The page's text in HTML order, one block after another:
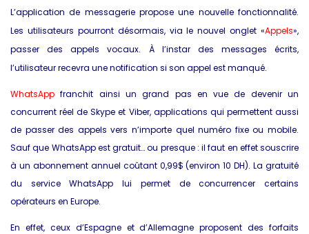
L’application de messagerie propose une nouvelle fonctionnalité.
Les utilisateurs pourront désormais, via le nouvel onglet «Appels»,
passer des appels vocaux. À l’instar des messages écrits,
l’utilisateur recevra une notification si son appel est manqué.
WhatsAppfranchit ainsi un grand pas en vue de devenir un
concurrent réel de Skype et Viber, applications qui permettent aussi
de passer des appels vers n’importe quel numéro fixe ou mobile.
Sauf que WhatsApp est gratuit… ou presque : il faut en effet souscrire
à un abonnement annuel coûtant 0,99$ (environ 10 DH). La gratuité
du service WhatsApp lui permet de concurrencer certains
opérateurs en Europe.
En effet, ceux d’Espagne et d’Allemagne proposent des forfaits